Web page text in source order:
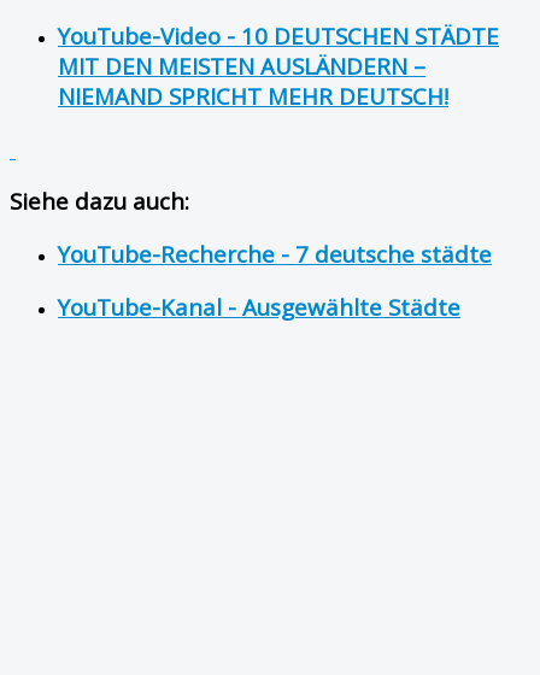
YouTube-Video - 10 DEUTSCHEN STÄDTE
MIT DEN MEISTEN AUSLÄNDERN –
NIEMAND SPRICHT MEHR DEUTSCH!
Siehe dazu auch:
YouTube-Recherche - 7 deutsche städte
YouTube-Kanal - Ausgewählte Städte